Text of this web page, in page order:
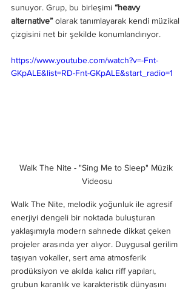
sunuyor. Grup, bu birleşimi “heavy
alternative” olarak tanımlayarak kendi müzikal
çizgisini net bir şekilde konumlandırıyor.
https://www.youtube.com/watch?v=-Fnt-
GKpALE&list=RD-Fnt-GKpALE&start_radio=1
Walk The Nite - "Sing Me to Sleep" Müzik
Videosu
Walk The Nite, melodik yoğunluk ile agresif
enerjiyi dengeli bir noktada buluşturan
yaklaşımıyla modern sahnede dikkat çeken
projeler arasında yer alıyor. Duygusal gerilim
taşıyan vokaller, sert ama atmosferik
prodüksiyon ve akılda kalıcı riff yapıları,
grubun karanlık ve karakteristik dünyasını